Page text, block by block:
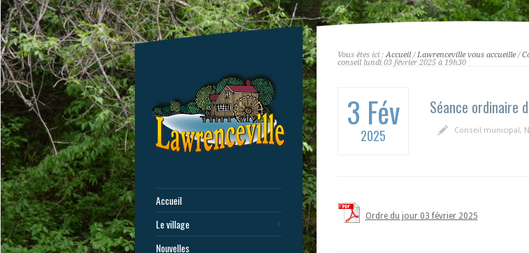
Accueil
Le village
Nouvelles
Vous êtes ici :Accueil/Lawrenceville vous accueille/
conseil lundi 03 février 2025 à 19h30
3 Fév
2025
Séance ordinaire
Conseil municipal,
Ordre du jour 03 février 2025